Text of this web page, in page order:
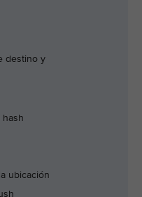
destino y
ubicación